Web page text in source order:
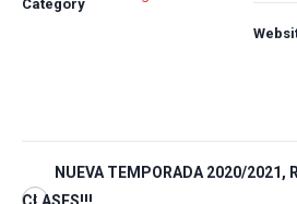
Category
NUEVA TEMPORADA 2020/2021,